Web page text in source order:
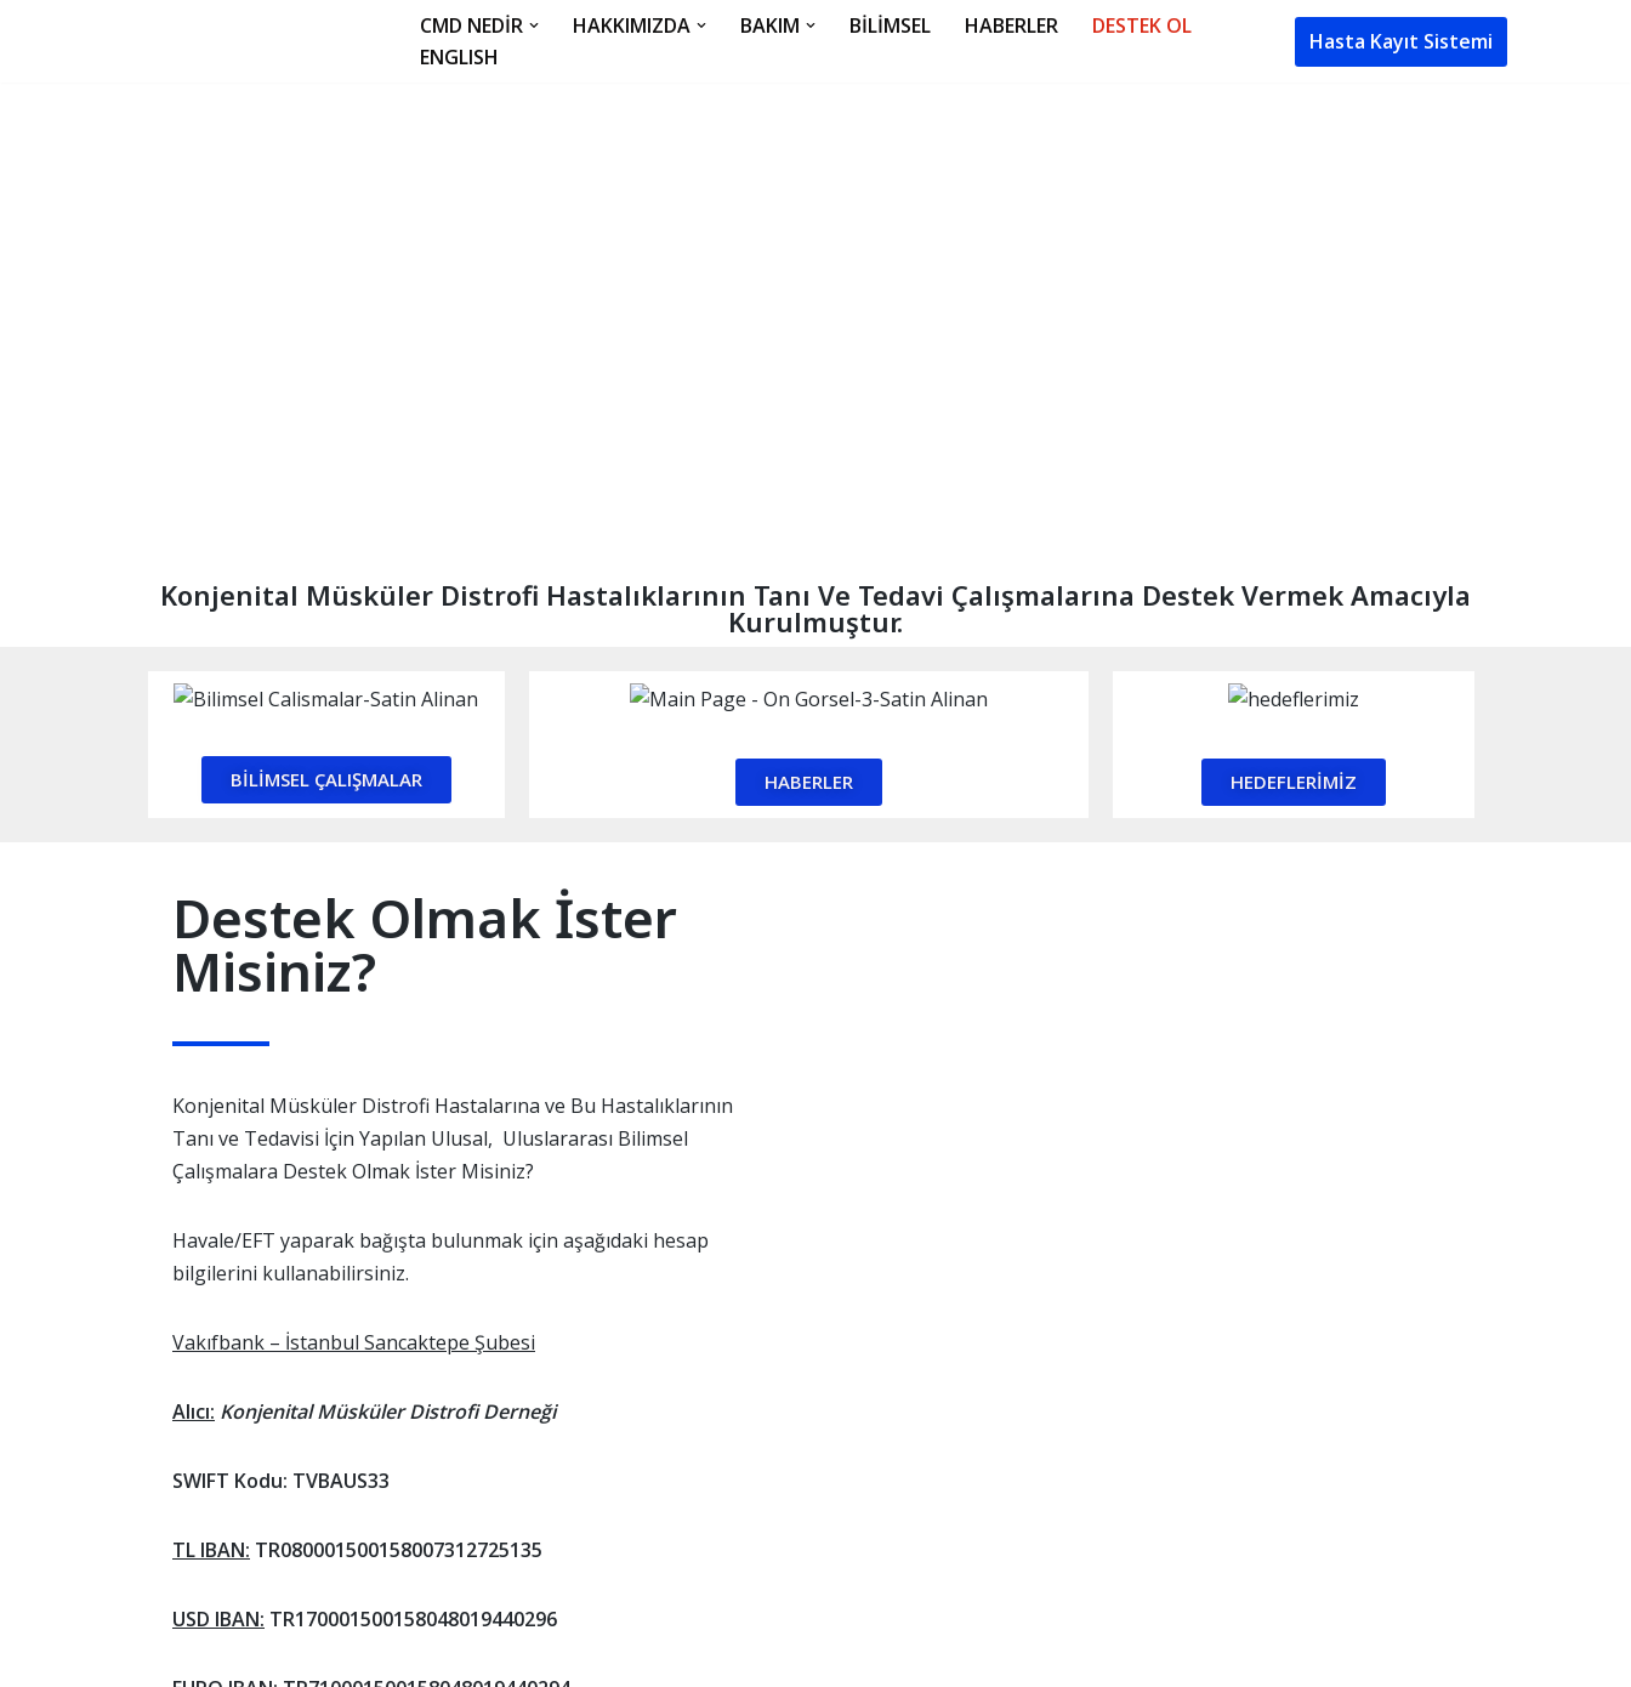
CMD NEDIR HAKKIMIZDA BAKIM BILIMSEL HABERLER
DESTEK OL
ENGLISH
Hasta Kayıt Sistemi
Konjenital Müsküler Distrofi Hastalıklarının Tanı Ve Tedavi Çalışmalarına Destek Vermek Amacıyla
Kurulmuştur.
BİLİMSEL ÇALIŞMALAR HABERLER HEDEFLERİMİZ
Destek Olmak İster
Misiniz?
Konjenital Müsküler Distrofi Hastalarına ve Bu Hastalıklarının
Tanı ve Tedavisi İçin Yapılan Ulusal, Uluslararası Bilimsel
Çalışmalara Destek Olmak İster Misiniz?
Havale/EFT yaparak bağışta bulunmak için aşağıdaki hesap
bilgilerini kullanabilirsiniz.
Vakıfbank – İstanbul Sancaktepe Şubesi
Alıcı: Konjenital Müsküler Distrofi Derneği
SWIFT Kodu: TVBAUS33
TL IBAN: TR080001500158007312725135
USD IBAN: TR170001500158048019440296